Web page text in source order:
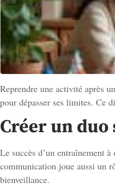
Reprendre une activité après
pour dépasser ses limites. Ce
Créer un
Le succès d’un entraînement
communication joue aussi un
bienveillance.